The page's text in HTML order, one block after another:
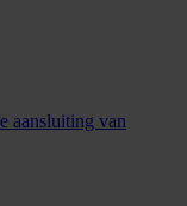
aansluiting van